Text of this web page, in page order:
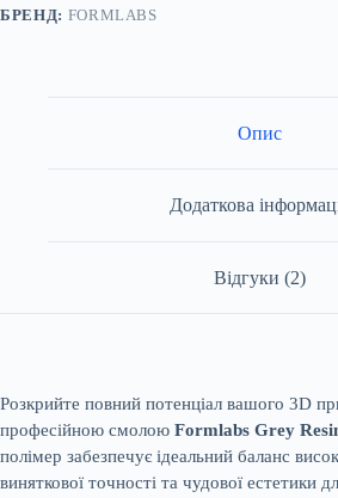
БРЕНД: FORMLABS
Опис
Додаткова
Відгуки (2)
Розкрийте повний потенціал вашого 3D
професійною смолою Formlabs Grey
полімер забезпечує ідеальний баланс
виняткової точності та чудової естетики